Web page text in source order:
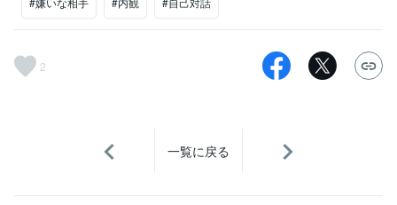
2
一覧に戻る